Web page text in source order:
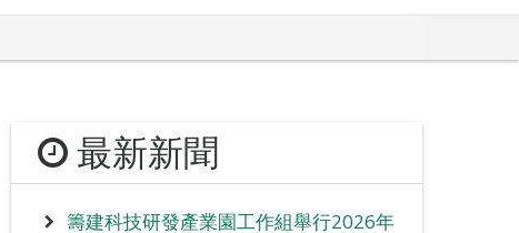
最新新聞
籌建科技研發產業園工作組舉行2026年